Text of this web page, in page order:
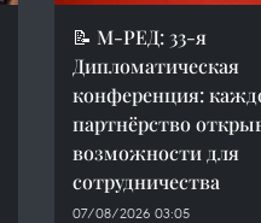
📝 М-РЕД: 33-я
Дипломатическая
конференция:
партнёрство
возможности для
сотрудничества
07/08/2026 03:05